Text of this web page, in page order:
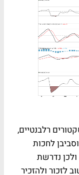
רלבנטיים,
לחכות
נדרשת
לזכור ולהזכיר